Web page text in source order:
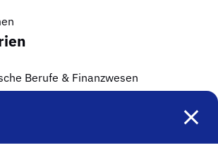
Berufe & Finanzwesen